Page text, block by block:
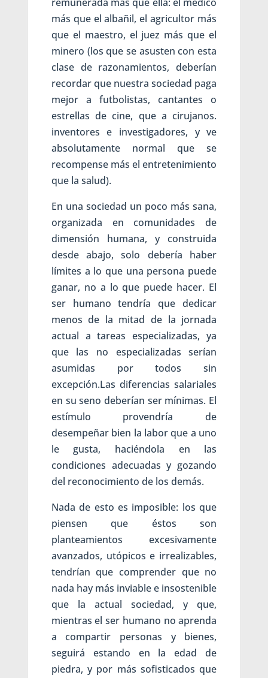
más que el albañil, el agricultor más
que el maestro, el juez más que el
minero (los que se asusten con esta
clase de razonamientos, deberían
recordar que nuestra sociedad paga
mejor a futbolistas, cantantes o
estrellas de cine, que a cirujanos.
inventores e investigadores, y ve
absolutamente normal que se
recompense más el entretenimiento
que la salud).
En una sociedad un poco más sana,
organizada en comunidades de
dimensión humana, y construida
desde abajo, solo debería haber
límites a lo que una persona puede
ganar, no a lo que puede hacer. El
ser humano tendría que dedicar
menos de la mitad de la jornada
actual a tareas especializadas, ya
que las no especializadas serían
asumidas por todos sin
excepción.Las diferencias salariales
en su seno deberían ser mínimas. El
estímulo provendría de
desempeñar bien la labor que a uno
le gusta, haciéndola en las
condiciones adecuadas y gozando
del reconocimiento de los demás.
Nada de esto es imposible: los que
piensen que éstos son
planteamientos excesivamente
avanzados, utópicos e irrealizables,
tendrían que comprender que no
nada hay más inviable e insostenible
que la actual sociedad, y que,
mientras el ser humano no aprenda
a compartir personas y bienes,
seguirá estando en la edad de
piedra, y por más sofisticados que